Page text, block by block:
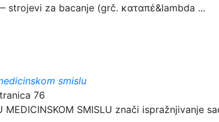
strojevi za bacanje (grč. καταπέ&lambda ...
smislu
76
MEDICINSKOM SMISLU znači ispražnjivanje